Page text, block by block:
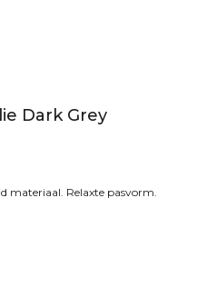
Dark Grey
materiaal. Relaxte pasvorm.